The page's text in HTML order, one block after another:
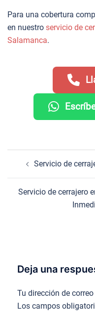
Para una cobertura
en nuestro servicio de
Salamanca.
Servicio de
Servicio de cerrajero
Deja una
Tu dirección de
Los campos